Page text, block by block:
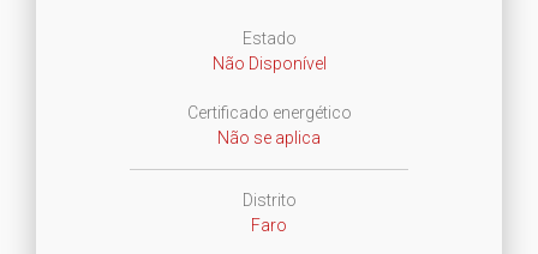
Estado
Não Disponível
Certificado energético
Não se aplica
Distrito
Faro